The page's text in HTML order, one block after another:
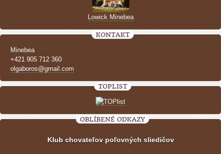
Lowick Minebea
KONTAKT
Minebea
+421 905 712 360
olgaboros@gmail.com
TOPLIST
OBLÍBENÉ ODKAZY
Klub chovateľov poľovných sliedičov